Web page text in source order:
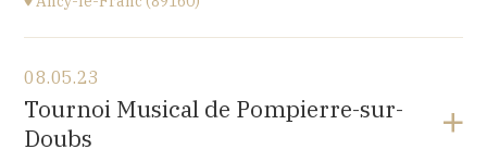
Ancy-le-Franc (89160)
Le Château d’Ancy-le-Franc, 18 Place Clermont-
Tonnerre, 89160 Ancy-le-Franc
08.05.23
Tournoi Musical de Pompierre-sur-
Doubs